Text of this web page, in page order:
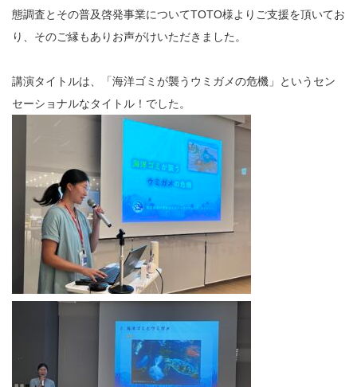
態調査とその普及啓発事業についてTOTO様よりご支援を頂いてお
り、そのご縁もありお声がけいただきました。
講演タイトルは、「海洋ゴミが襲うウミガメの危機」というセン
セーショナルなタイトル！でした。